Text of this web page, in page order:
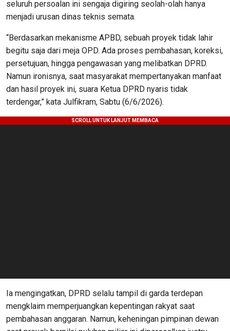
seluruh persoalan ini sengaja digiring seolah-olah hanya
menjadi urusan dinas teknis semata.
“Berdasarkan mekanisme APBD, sebuah proyek tidak lahir
begitu saja dari meja OPD. Ada proses pembahasan, koreksi,
persetujuan, hingga pengawasan yang melibatkan DPRD.
Namun ironisnya, saat masyarakat mempertanyakan manfaat
dan hasil proyek ini, suara Ketua DPRD nyaris tidak
terdengar,” kata Julfikram, Sabtu (6/6/2026).
Ia mengingatkan, DPRD selalu tampil di garda terdepan
mengklaim memperjuangkan kepentingan rakyat saat
pembahasan anggaran. Namun, keheningan pimpinan dewan